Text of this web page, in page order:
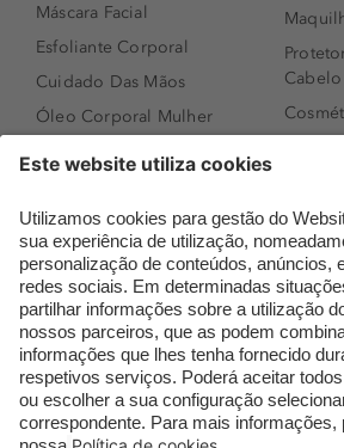
Máscara Facial
Esfoliante Corporal
Cuidado Das Mãos
Óleo Corporal Mulher
Sérum de Rosto
Body mist & Spray
corporal
Produtos para Cabelo
Homem
Espuma de Limpeza
Facial
Dermocosmética
Cabelo
TOP
Creme